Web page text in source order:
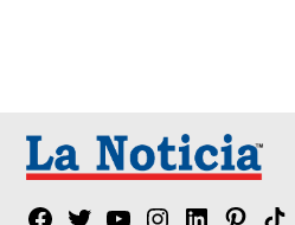
Facebook
TwitterYouTubeInstagram
LinkedinPinterest
Tik